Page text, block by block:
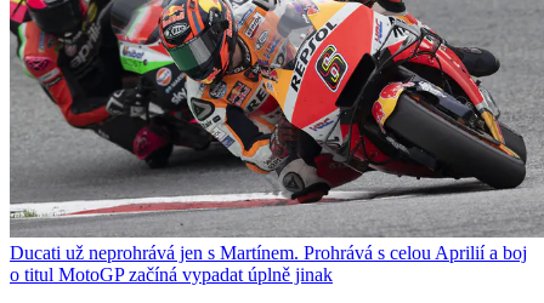
Ducati už neprohrává jen s Martínem. Prohrává s celou Aprilií a boj
o titul MotoGP začíná vypadat úplně jinak